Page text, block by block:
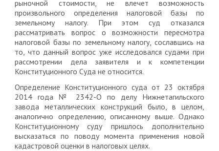
рыночной стоимости, не влечет возможность
произвольного определения налоговой базы по
земельному налогу. При этом суд отказался
рассматривать вопрос о возможности пересмотра
налоговой базы по земельному налогу, сославшись на
то, что данный вопрос уже исследовался судами при
рассмотрении дела заявителя и к компетенции
Конституционного Суда не относится.
Определение Конституционного суда от 23 октября
2014 года № 2342-О по делу Нижнетагильского
завода металлических конструкций было, в целом,
аналогично определению, описанному выше. Однако
Конституционному суду пришлось дополнительно
высказаться по поводу момента применения новой
кадастровой оценки в налоговых целях.